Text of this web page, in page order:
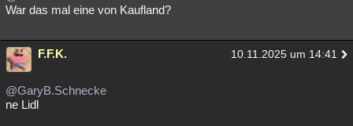
War das mal eine von Kaufland?
F.F.K. 10.11.2025 um 14:41
@GaryB.Schnecke
ne Lidl